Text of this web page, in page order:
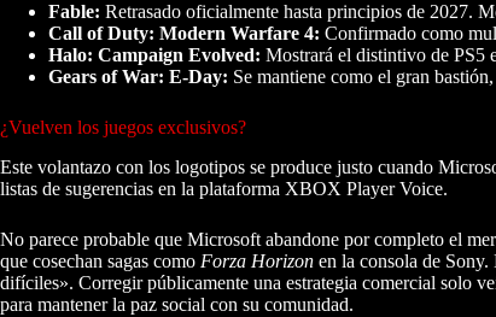
Fable: Retrasado oficialmente hasta principios de 2027.
Call of Duty: Modern Warfare 4: Confirmado como
Halo: Campaign Evolved: Mostrará el distintivo de PS5
Gears of War: E-Day: Se mantiene como el gran
¿Vuelven los juegos exclusivos?
Este volantazo con los logotipos se produce justo cuando
listas de sugerencias en la plataforma XBOX Player Voice.
No parece probable que Microsoft abandone por completo el
que cosechan sagas como Forza Horizon en la consola de
difíciles». Corregir públicamente una estrategia comercial solo
para mantener la paz social con su comunidad.